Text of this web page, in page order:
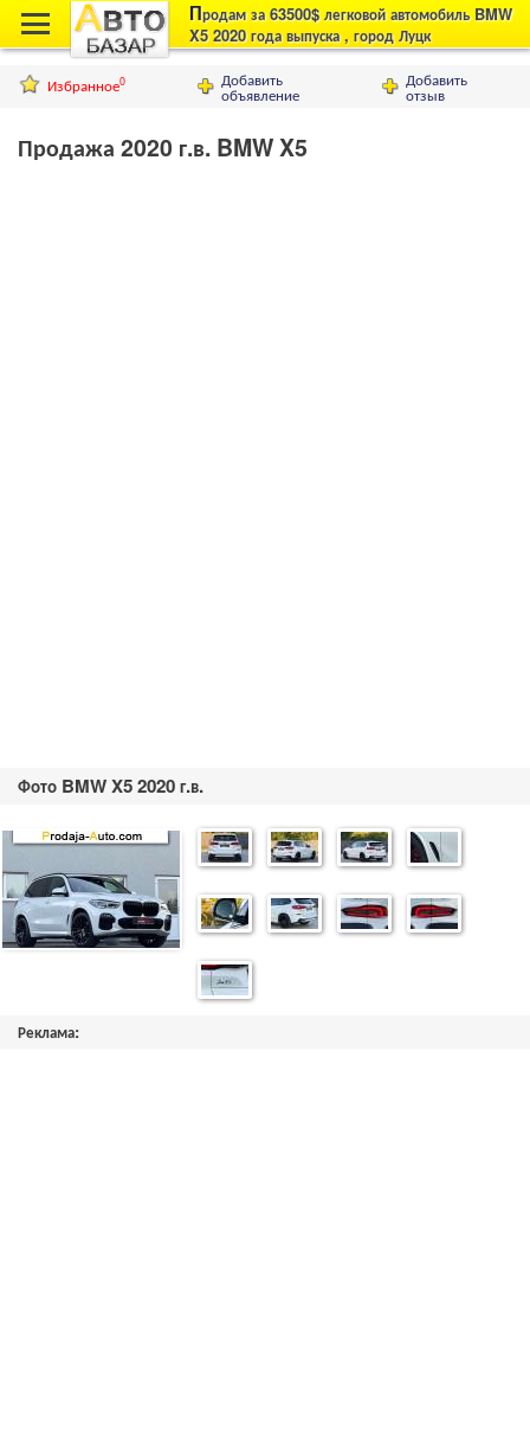
Продам за 63500$ легковой автомобиль BMW
X5 2020 года выпуска , город Луцк
Добавить
отзыв
Добавить
объявление
Избранное0
Продажа 2020 г.в. BMW X5
Фото BMW X5 2020 г.в.
Реклама: